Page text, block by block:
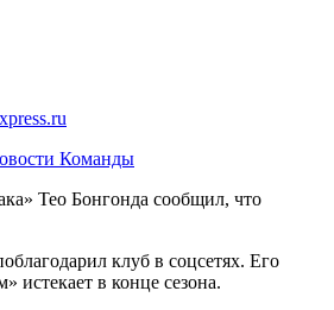
Команды
Тео Бонгонда сообщил, что
клуб в соцсетях. Его
истекает в конце сезона.